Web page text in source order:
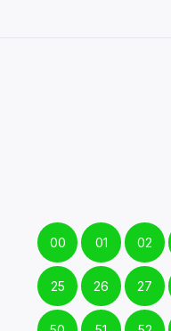
00 01 02
25 26 27